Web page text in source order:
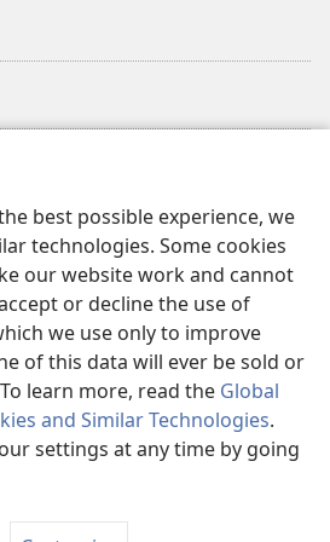
best possible experience, we
technologies. Some cookies
our website work and cannot
or decline the use of
we use only to improve
of this data will ever be sold or
learn more, read the Global
and Similar Technologies.
settings at any time by going
TI Watchtower™
®
Bible and Tract Society of Pennsylvania.